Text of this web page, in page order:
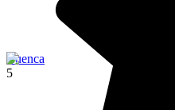
Cuenca
5